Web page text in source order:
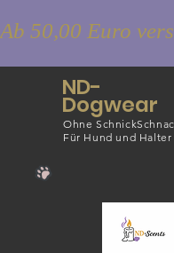
Ab 50,00 Euro
ND-
Dogwear
Ohne
Für Hund und Halter